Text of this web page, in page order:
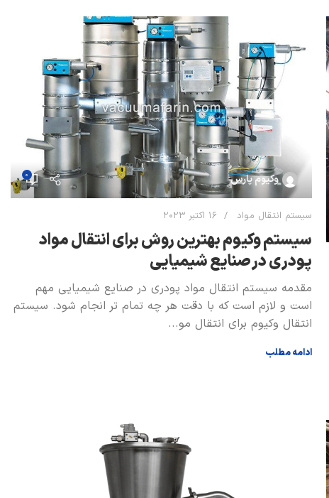
وکیوم پارس 0
سیستم انتقال مواد 16 اکتبر 2023
سيستم وكيوم بهترين روش برای انتقال مواد
پودری در صنايع شيميایی
مقدمه سیستم انتقال مواد پودری در صنایع شیمیایی مهم
است و لازم است که با دقت هر چه تمام تر انجام شود. سیستم
انتقال وکیوم برای انتقال مو...
ادامه مطلب